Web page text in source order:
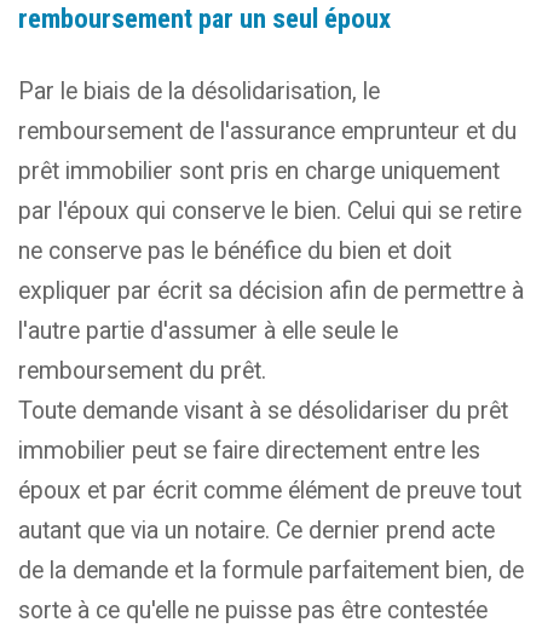
remboursement par un seul époux
Par le biais de la désolidarisation, le
remboursement de l'assurance emprunteur et du
prêt immobilier sont pris en charge uniquement
par l'époux qui conserve le bien. Celui qui se retire
ne conserve pas le bénéfice du bien et doit
expliquer par écrit sa décision afin de permettre à
l'autre partie d'assumer à elle seule le
remboursement du prêt.
Toute demande visant à se désolidariser du prêt
immobilier peut se faire directement entre les
époux et par écrit comme élément de preuve tout
autant que via un notaire. Ce dernier prend acte
de la demande et la formule parfaitement bien, de
sorte à ce qu'elle ne puisse pas être contestée